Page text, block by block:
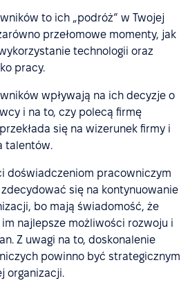
to ich „podróż” w Twojej
przełomowe momenty, jak
technologii oraz
pracy.
wpływają na ich decyzje o
i na to, czy polecą firmę
się na wizerunek firmy i
talentów.
doświadczeniom pracowniczym
się na kontynuowanie
bo mają świadomość, że
najlepsze możliwości rozwoju i
Z uwagi na to, doskonalenie
powinno być strategicznym
organizacji.